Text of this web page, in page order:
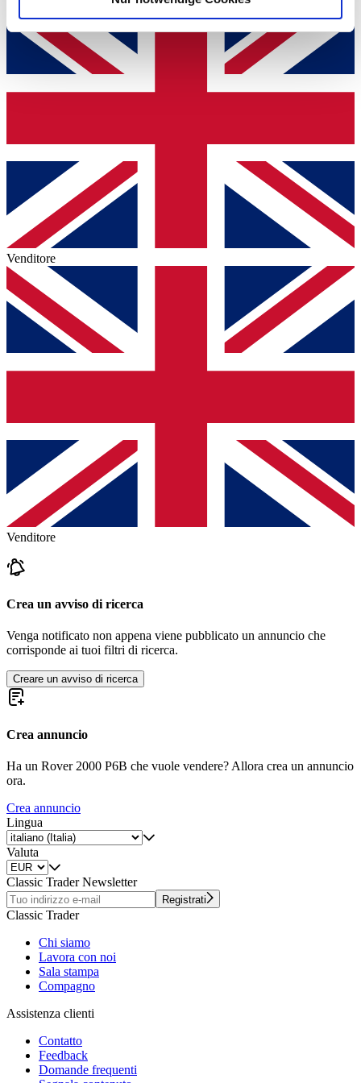
soziale Medien, Werbung und Analysen weiter. Unsere
Partner führen diese Informationen möglicherweise mit
weiteren Daten zusammen, die Sie ihnen bereitgestellt
haben oder die sie im Rahmen Ihrer Nutzung der Dienste
gesammelt haben.Datenschutzerklärung
Venditore
Venditore
Crea un avviso di ricerca
Venga notificato non appena viene pubblicato un annuncio che
corrisponde ai tuoi filtri di ricerca.
Creare un avviso di ricerca
Crea annuncio
Ha un Rover 2000 P6B che vuole vendere? Allora crea un annuncio
ora.
Crea annuncio
Lingua
Valuta
Classic Trader Newsletter
Registrati
Classic Trader
Chi siamo
Lavora con noi
Sala stampa
Compagno
Assistenza clienti
Contatto
Feedback
Domande frequenti